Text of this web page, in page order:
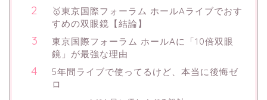
🥇東京国際フォーラム ホールAライブでおす
すめの双眼鏡【結論】
東京国際フォーラム ホールAに「10倍双眼
鏡」が最強な理由
5年間ライブで使ってるけど、本当に後悔ゼ
ロ